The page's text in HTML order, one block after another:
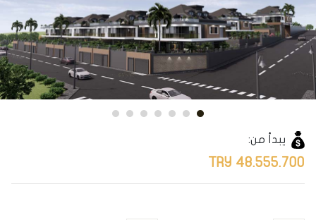
يبدأ من:
48.555.700 TRY